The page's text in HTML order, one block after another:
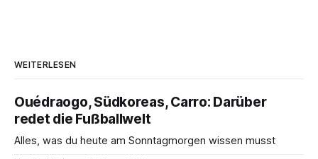
WEITERLESEN
Ouédraogo, Südkoreas, Carro: Darüber
redet die Fußballwelt
Alles, was du heute am Sonntagmorgen wissen musst